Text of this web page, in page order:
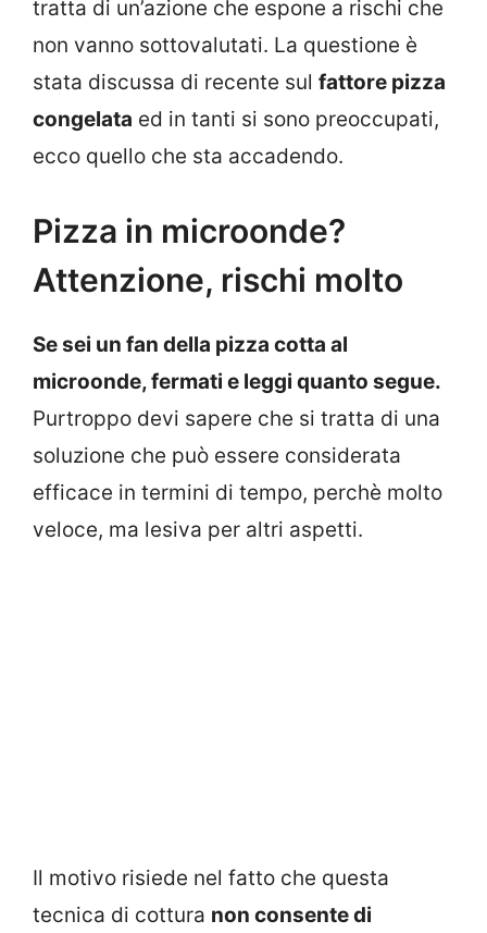
tratta di un’azione che espone a rischi che
non vanno sottovalutati. La questione è
stata discussa di recente sul fattore pizza
congelata ed in tanti si sono preoccupati,
ecco quello che sta accadendo.
Pizza in microonde?
Attenzione, rischi molto
Se sei un fan della pizza cotta al
microonde, fermati e leggi quanto segue.
Purtroppo devi sapere che si tratta di una
soluzione che può essere considerata
efficace in termini di tempo, perchè molto
veloce, ma lesiva per altri aspetti.
Il motivo risiede nel fatto che questa
tecnica di cottura non consente di